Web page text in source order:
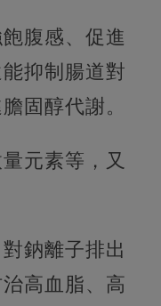
腹感、促進
抑制腸道對
固醇代謝。
元素等，又
鈉離子排出
高血脂、高